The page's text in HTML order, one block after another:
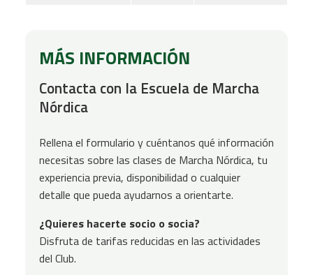
MÁS INFORMACIÓN
Contacta con la Escuela de Marcha
Nórdica
Rellena el formulario y cuéntanos qué información
necesitas sobre las clases de Marcha Nórdica, tu
experiencia previa, disponibilidad o cualquier
detalle que pueda ayudarnos a orientarte.
¿Quieres hacerte socio o socia?
Disfruta de tarifas reducidas en las actividades
del Club.